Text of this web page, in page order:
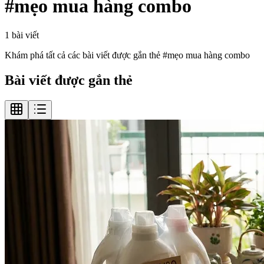
#mẹo mua hàng combo
1 bài viết
Khám phá tất cả các bài viết được gắn thẻ #mẹo mua hàng combo
Bài viết được gắn thẻ